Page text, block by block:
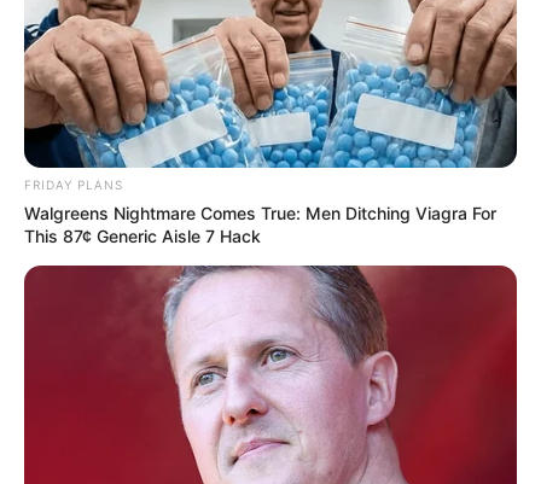
FRIDAY PLANS
Walgreens Nightmare Comes True: Men Ditching Viagra For
This 87¢ Generic Aisle 7 Hack